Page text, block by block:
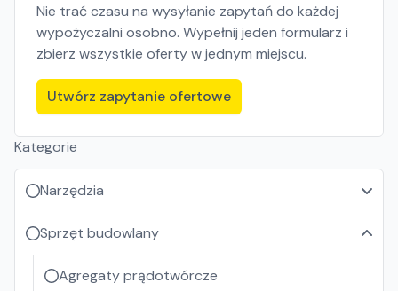
Nie trać czasu na wysyłanie zapytań do każdej
wypożyczalni osobno. Wypełnij jeden formularz i
zbierz wszystkie oferty w jednym miejscu.
Utwórz zapytanie ofertowe
Kategorie
Narzędzia
Sprzęt budowlany
Agregaty prądotwórcze